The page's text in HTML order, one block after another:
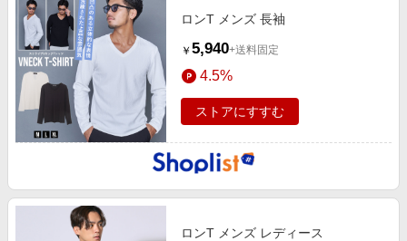
ロンT メンズ 長袖
￥ 5,940+送料固定
4.5%
ストアにすすむ
ロンT メンズ レディース